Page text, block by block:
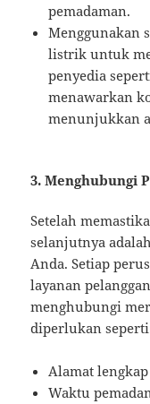
pemadaman.
Menggunakan
listrik untuk
penyedia
menawarkan
menunjukkan
3. Menghubungi
Setelah
selanjutnya
Anda. Setiap
layanan
menghubungi
diperlukan
Alamat
Waktu